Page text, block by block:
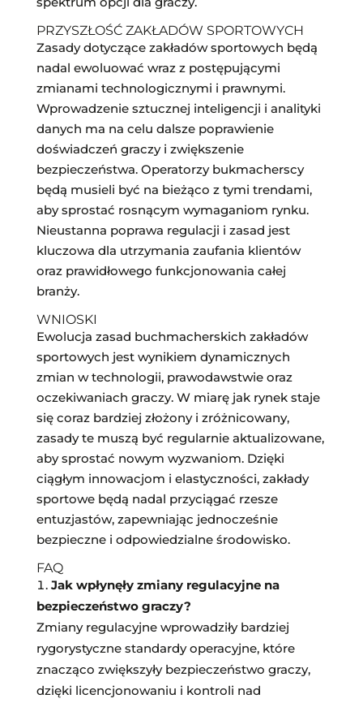
PRZYSZŁOŚĆ ZAKŁADÓW SPORTOWYCH
Zasady dotyczące zakładów sportowych będą
nadal ewoluować wraz z postępującymi
zmianami technologicznymi i prawnymi.
Wprowadzenie sztucznej inteligencji i analityki
danych ma na celu dalsze poprawienie
doświadczeń graczy i zwiększenie
bezpieczeństwa. Operatorzy bukmacherscy
będą musieli być na bieżąco z tymi trendami,
aby sprostać rosnącym wymaganiom rynku.
Nieustanna poprawa regulacji i zasad jest
kluczowa dla utrzymania zaufania klientów
oraz prawidłowego funkcjonowania całej
branży.
WNIOSKI
Ewolucja zasad buchmacherskich zakładów
sportowych jest wynikiem dynamicznych
zmian w technologii, prawodawstwie oraz
oczekiwaniach graczy. W miarę jak rynek staje
się coraz bardziej złożony i zróżnicowany,
zasady te muszą być regularnie aktualizowane,
aby sprostać nowym wyzwaniom. Dzięki
ciągłym innowacjom i elastyczności, zakłady
sportowe będą nadal przyciągać rzesze
entuzjastów, zapewniając jednocześnie
bezpieczne i odpowiedzialne środowisko.
FAQ
Jak wpłynęły zmiany regulacyjne na
bezpieczeństwo graczy?
Zmiany regulacyjne wprowadziły bardziej
rygorystyczne standardy operacyjne, które
znacząco zwiększyły bezpieczeństwo graczy,
dzięki licencjonowaniu i kontroli nad